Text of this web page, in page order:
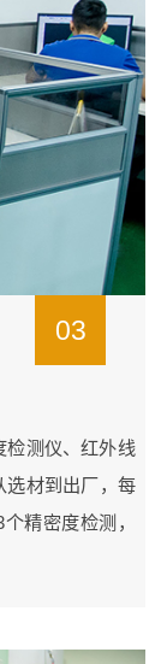
03
检测仪、红外线
选材到出厂，每
精密度检测，